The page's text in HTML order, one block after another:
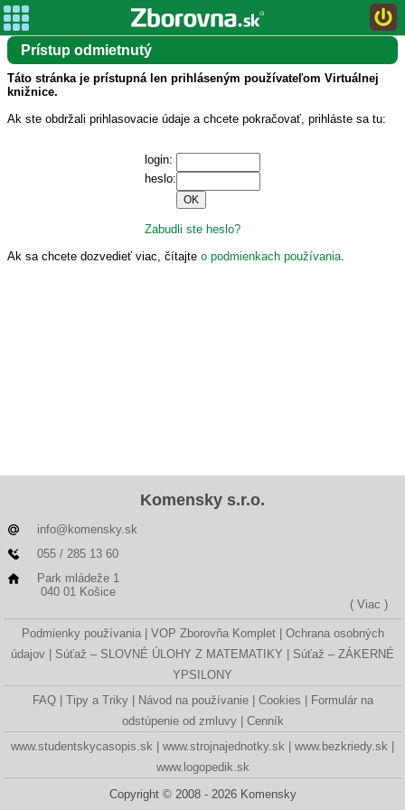
Prístup odmietnutý
Táto stránka je prístupná len prihláseným používateľom Virtuálnej
knižnice.
Ak ste obdržali prihlasovacie údaje a chcete pokračovať, prihláste sa tu:
login:
heslo:
Zabudli ste heslo?
Ak sa chcete dozvedieť viac, čítajte o podmienkach používania.
Komensky s.r.o.
info@komensky.sk
055 / 285 13 60
Park mládeže 1
040 01 Košice
( Viac )
Podmienky používania VOP Zborovňa Komplet
Ochrana osobných
údajov
Súťaž – SLOVNÉ ÚLOHY Z MATEMATIKY
Súťaž – ZÁKERNÉ
YPSILONY
FAQ
Tipy a Triky Návod na používanie Cookies
Formulár na
odstúpenie od zmluvy
Cenník
www.studentskycasopis.sk
www.strojnajednotky.sk
www.bezkriedy.sk
www.logopedik.sk
Copyright © 2008 - 2026 Komensky